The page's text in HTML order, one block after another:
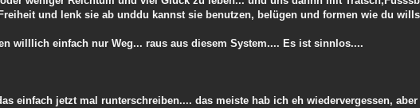
und lenk sie ab unddu kannst sie benutzen, belügen und formen wie du
willlich einfach nur Weg... raus aus diesem System.... Es ist sinnlos....
einfach jetzt mal runterschreiben.... das meiste hab ich eh wiedervergessen,